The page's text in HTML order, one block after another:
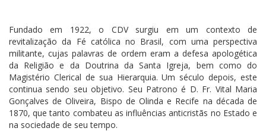
Fundado em 1922, o CDV surgiu em um contexto de
revitalização da Fé católica no Brasil, com uma perspectiva
militante, cujas palavras de ordem eram a defesa apologética
da Religião e da Doutrina da Santa Igreja, bem como do
Magistério Clerical de sua Hierarquia. Um século depois, este
continua sendo seu objetivo. Seu Patrono é D. Fr. Vital Maria
Gonçalves de Oliveira, Bispo de Olinda e Recife na década de
1870, que tanto combateu as influências anticristãs no Estado e
na sociedade de seu tempo.